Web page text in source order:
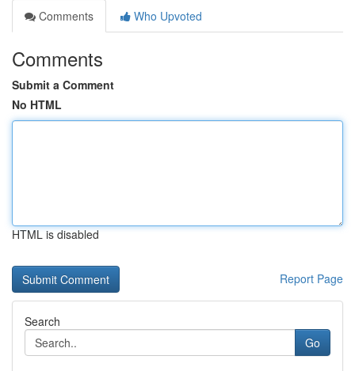
Comments
Who Upvoted
Comments
Submit a Comment
No HTML
HTML is disabled
Report Page
Search
Go